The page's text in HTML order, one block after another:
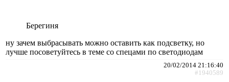
Берегиня
ну зачем выбрасывать можно оставить как подсветку, но
лучше посоветуйтесь в теме со спецами по светодиодам
20/02/2014 21:16:40
#1940589